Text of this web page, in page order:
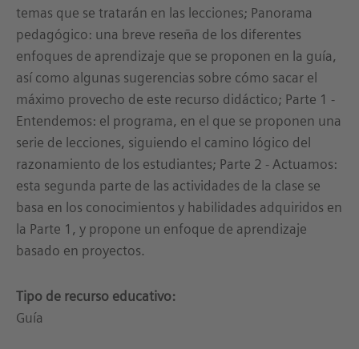
temas que se tratarán en las lecciones; Panorama
pedagógico: una breve reseña de los diferentes
enfoques de aprendizaje que se proponen en la guía,
así como algunas sugerencias sobre cómo sacar el
máximo provecho de este recurso didáctico; Parte 1 -
Entendemos: el programa, en el que se proponen una
serie de lecciones, siguiendo el camino lógico del
razonamiento de los estudiantes; Parte 2 - Actuamos:
esta segunda parte de las actividades de la clase se
basa en los conocimientos y habilidades adquiridos en
la Parte 1, y propone un enfoque de aprendizaje
basado en proyectos.
Tipo de recurso educativo:
Guía